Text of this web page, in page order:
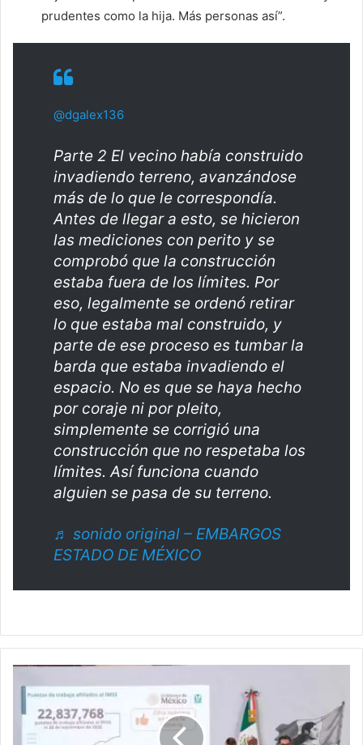
prudentes como la hija. Más personas así”.
@dgalex136
Parte 2 El vecino había construido
invadiendo terreno, avanzándose
más de lo que le correspondía.
Antes de llegar a esto, se hicieron
las mediciones con perito y se
comprobó que la construcción
estaba fuera de los límites. Por
eso, legalmente se ordenó retirar
lo que estaba mal construido, y
parte de ese proceso es tumbar la
barda que estaba invadiendo el
espacio. No es que se haya hecho
por coraje ni por pleito,
simplemente se corrigió una
construcción que no respetaba los
límites. Así funciona cuando
alguien se pasa de su terreno.
♬ sonido original – EMBARGOS
ESTADO DE MÉXICO